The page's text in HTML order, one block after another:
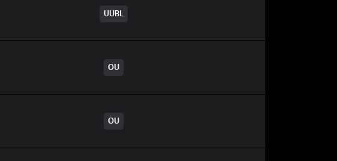
UUBL
OU
OU